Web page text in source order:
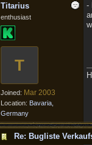
Titarius
enthusiast
T
Joined: Mar 2003
Location: Bavaria,
Germany
-
Re: Bugliste